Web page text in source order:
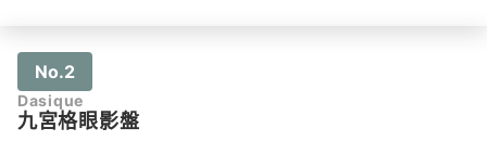
No.2
Dasique
九宮格眼影盤